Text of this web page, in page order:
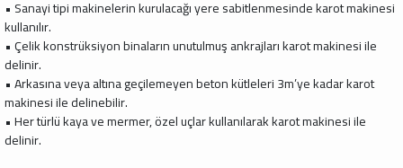
• Sanayi tipi makinelerin kurulacağı yere sabitlenmesinde karot makinesi
kullanılır.
• Çelik konstrüksiyon binaların unutulmuş ankrajları karot makinesi ile
delinir.
• Arkasına veya altına geçilemeyen beton kütleleri 3m’ye kadar karot
makinesi ile delinebilir.
• Her türlü kaya ve mermer, özel uçlar kullanılarak karot makinesi ile
delinir.